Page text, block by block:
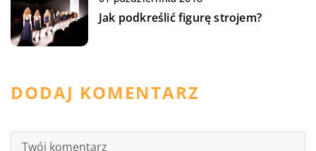
Jak podkreślić figurę strojem?
DODAJ KOMENTARZ